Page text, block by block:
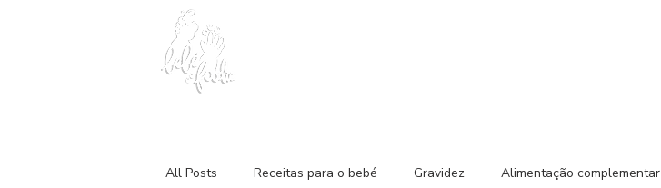
All Posts Receitas para o bebé Gravidez Alimentação complementar